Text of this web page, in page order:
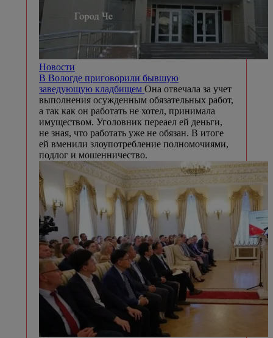
Новости
В Вологде приговорили бывшую
заведующую кладбищем Она отвечала за учет
выполнения осужденным обязательных работ,
а так как он работать не хотел, принимала
имуществом. Уголовник переаел ей деньги,
не зная, что работать уже не обязан. В итоге
ей вменили злоупотребление полномочиями,
подлог и мошенничество.